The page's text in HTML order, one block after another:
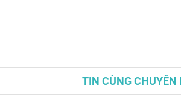
TIN CÙNG CHUYÊN